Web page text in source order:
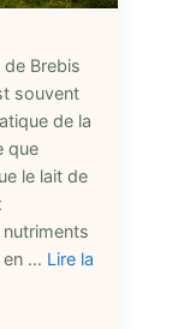
de Brebis
souvent
de la
que
le lait de
en … Lire la